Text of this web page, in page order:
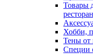
Товары
Хобби,
Тены от
Специи